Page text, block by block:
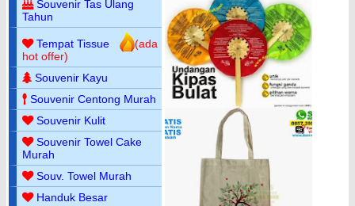
Souvenir Tas Ulang
Tahun
Tempat Tissue
(ada
hot offer)
Souvenir Kayu
Souvenir Centong Murah
Souvenir Kulit
Souvenir Towel Cake
Murah
Souv. Towel Murah
Handuk Besar